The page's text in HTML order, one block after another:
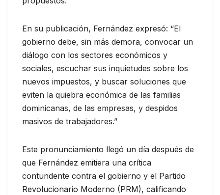
En su publicación, Fernández expresó: “El
gobierno debe, sin más demora, convocar un
diálogo con los sectores económicos y
sociales, escuchar sus inquietudes sobre los
nuevos impuestos, y buscar soluciones que
eviten la quiebra económica de las familias
dominicanas, de las empresas, y despidos
masivos de trabajadores.”
Este pronunciamiento llegó un día después de
que Fernández emitiera una crítica
contundente contra el gobierno y el Partido
Revolucionario Moderno (PRM), calificando